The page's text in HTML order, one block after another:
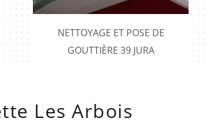
NETTOYAGE ET POSE DE
GOUTTIÈRE 39 JURA
Les Arbois